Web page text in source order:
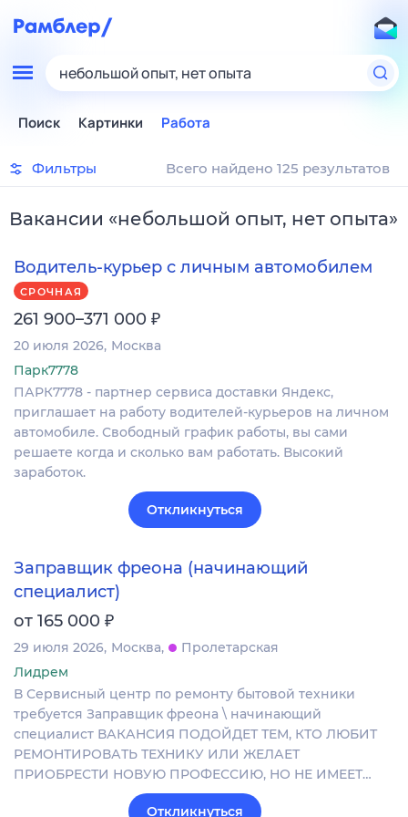
небольшой опыт, нет опыта
Поиск Картинки Работа
Фильтры Всего найдено 125 результатов
Вакансии «небольшой опыт, нет опыта»
Водитель-курьер с личным автомобилем
СРОЧНАЯ
261 900–371 000 ₽
20 июля 2026 Москва
Парк7778
ПАРК7778 - партнер сервиса доставки Яндекс,
приглашает на работу водителей-курьеров на личном
автомобиле. Свободный график работы, вы сами
решаете когда и сколько вам работать. Высокий
заработок.
Откликнуться
Заправщик фреона (начинающий
специалист)
от 165 000 ₽
29 июля 2026 Москва
Пролетарская
Лидрем
В Сервисный центр по ремонту бытовой техники
требуется Заправщик фреона \ начинающий
специалист ВАКАНСИЯ ПОДОЙДЕТ ТЕМ, КТО ЛЮБИТ
РЕМОНТИРОВАТЬ ТЕХНИКУ ИЛИ ЖЕЛАЕТ
ПРИОБРЕСТИ НОВУЮ ПРОФЕССИЮ, НО НЕ ИМЕЕТ…
Откликнуться